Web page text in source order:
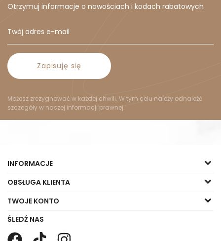
Otrzymuj informacje o nowościach i kodach rabatowych
Zapisuję się
Możesz zrezygnować w każdej chwili. W tym celu należy odnaleźć
szczegóły w naszej informacji prawnej.
INFORMACJE
OBSŁUGA KLIENTA
TWOJE KONTO
ŚLEDŹ NAS